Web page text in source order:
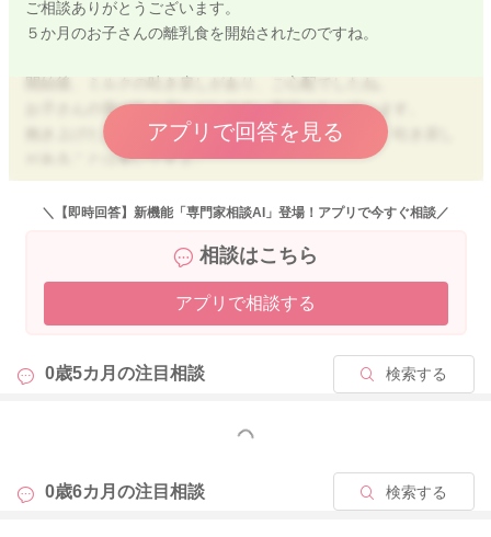
ご相談ありがとうございます。
５か月のお子さんの離乳食を開始されたのですね。
お子さんの胃は吐き戻しがしやすい形状になっています。
抱き上げたときにお腹を圧迫した姿勢になることで、吐き戻し
があることは多いですよ。
回数として多くない、
よいかと思いますよ。
よろしくお願いします。
アプリで回答を見る
2024/9/24 11:44
＼【即時回答】新機能「専門家相談AI」登場！アプリで今すぐ相談／
相談はこちら
アプリで相談する
0歳5カ月の注目相談 検索する
もっと見る
0歳6カ月の注目相談 検索する